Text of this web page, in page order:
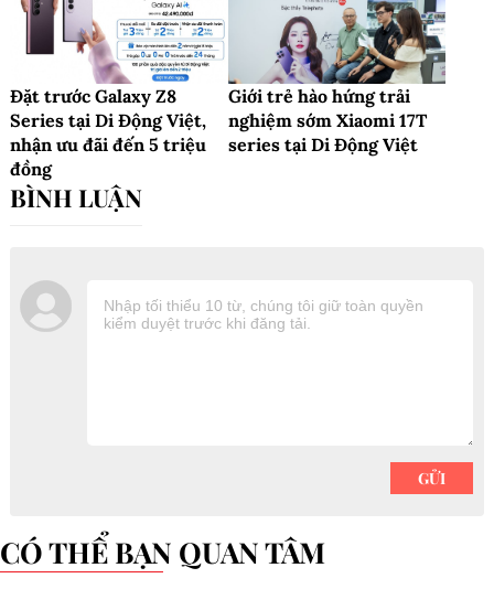
Đặt trước Galaxy Z8
Series tại Di Động Việt,
nhận ưu đãi đến 5 triệu
đồng
Giới trẻ hào hứng trải
nghiệm sớm Xiaomi 17T
series tại Di Động Việt
CÓ THỂ BẠN QUAN TÂM